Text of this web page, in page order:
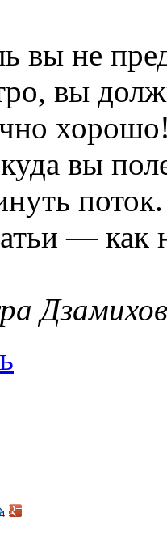
вы не
вы
вы
— как